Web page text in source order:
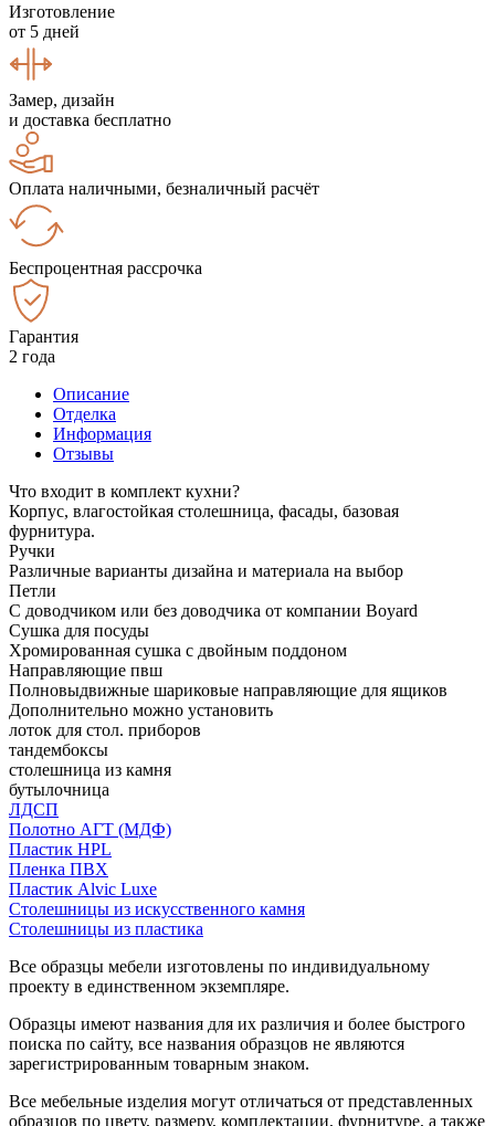
Изготовление
от 5 дней
Замер, дизайн
и доставка бесплатно
Оплата наличными, безналичный расчёт
Беспроцентная рассрочка
Гарантия
2 года
Описание
Отделка
Информация
Отзывы
Что входит в комплект кухни?
Корпус, влагостойкая столешница, фасады, базовая
фурнитура.
Ручки
Различные варианты дизайна и материала на выбор
Петли
С доводчиком или без доводчика от компании Boyard
Сушка для посуды
Хромированная сушка с двойным поддоном
Направляющие пвш
Полновыдвижные шариковые направляющие для ящиков
Дополнительно можно установить
лоток для стол. приборов
тандембоксы
столешница из камня
бутылочница
ЛДСП
Полотно АГТ (МДФ)
Пластик HPL
Пленка ПВХ
Пластик Alvic Luxe
Столешницы из искусственного камня
Столешницы из пластика
Все образцы мебели изготовлены по индивидуальному
проекту в единственном экземпляре.
Образцы имеют названия для их различия и более быстрого
поиска по сайту, все названия образцов не являются
зарегистрированным товарным знаком.
Все мебельные изделия могут отличаться от представленных
образцов по цвету, размеру, комплектации, фурнитуре, а также